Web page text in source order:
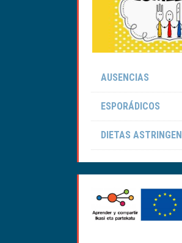
AUSENCIAS
ESPORÁDICOS
DIETAS